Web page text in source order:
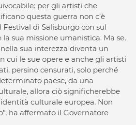
per gli artisti che
questa guerra non c’è
Festival di Salisburgo con sul
sua missione umanistica. Ma se,
sua interezza diventa un
cui le sue opere e anche gli artisti
persino censurati, solo perché
paese, da una
allora ciò significherebbe
culturale europea. Non
ha affermato il Governatore